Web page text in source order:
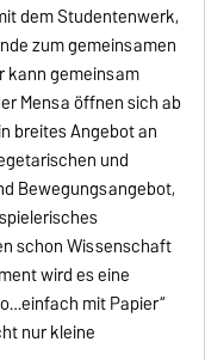
dem Studentenwerk,
zum gemeinsamen
kann gemeinsam
Mensa öffnen sich ab
breites Angebot an
und
Bewegungsangebot,
schon Wissenschaft
wird es eine
mit Papier“
nur kleine